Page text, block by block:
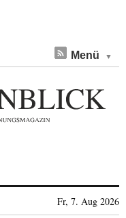
Menü
Fr, 7. Aug 2026